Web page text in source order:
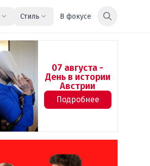
Стиль В фокусе
07 августа -
День в истории
Австрии
Подробнее